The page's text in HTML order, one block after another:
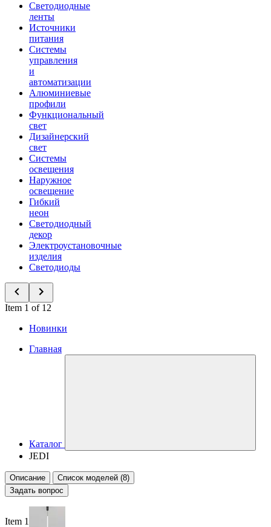
Светодиодные
ленты
Источники
питания
Системы
управления
и
автоматизации
Алюминиевые
профили
Функциональный
свет
Дизайнерский
свет
Системы
освещения
Наружное
освещение
Гибкий
неон
Светодиодный
декор
Электроустановочные
изделия
Светодиоды
Item 1 of 12
Новинки
Главная
Каталог
JEDI
Описание
Список моделей (8)
Задать вопрос
Item 1 of 2